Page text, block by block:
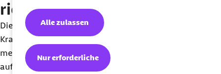
Nur erforderliche
Alle zulassen
richtige Weg
Die bifg
-Studie zeigt, dass die Konzentration der
Krankenhausversorgung bei komplexen
medizinischen Leistungen der richtige Weg und
aufgrund der guten Ergebnisse ganz im Sinne der